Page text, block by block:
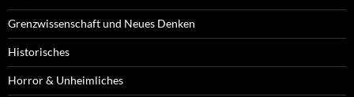
Grenzwissenschaft und Neues Denken
Historisches
Horror & Unheimliches